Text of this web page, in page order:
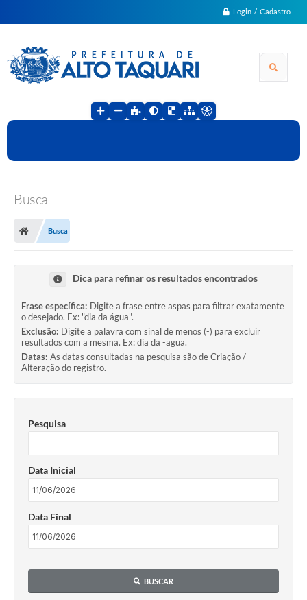
Login / Cadastro
Busca
Busca
Dica para refinar os resultados encontrados
Frase específica: Digite a frase entre aspas para filtrar exatamente
o desejado. Ex: "dia da água".
Exclusão: Digite a palavra com sinal de menos (-) para excluir
resultados com a mesma. Ex: dia da -agua.
Datas: As datas consultadas na pesquisa são de Criação /
Alteração do registro.
Pesquisa
Data Inicial
Data Final
BUSCAR